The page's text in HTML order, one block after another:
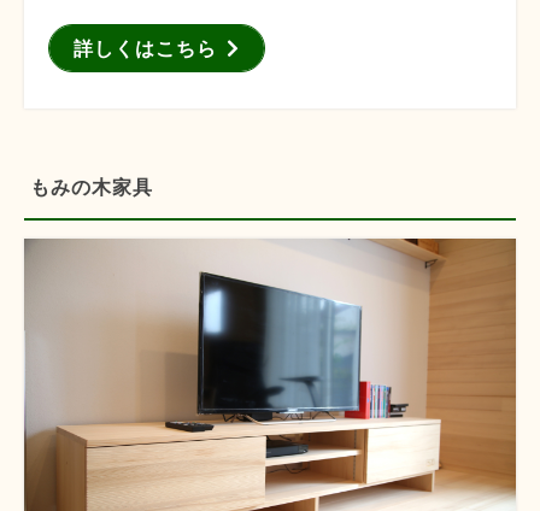
詳しくはこちら
もみの木家具